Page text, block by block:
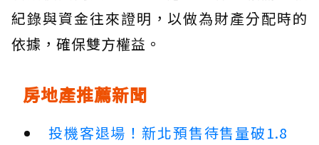
紀錄與資金往來證明，以做為財產分配時的
依據，確保雙方權益。
房地產推薦新聞
投機客退場！新北預售待售量破1.8